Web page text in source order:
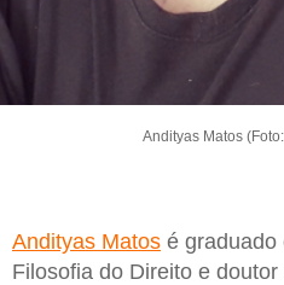
Andityas Matos
Andityas Matos é graduado
Filosofia do Direito e